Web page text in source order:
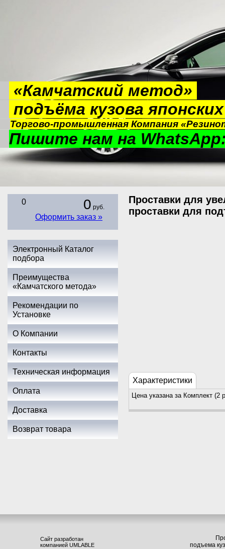
«Камчатский метод»
подъёма кузова
Торгово-промышленная Компания
Пишите нам на
0 0 руб.
Оформить заказ »
Электронный Каталог
подбора
Преимущества
«Камчатского метода»
Рекомендации по
Установке
О Компании
Контакты
Техническая информация
Оплата
Доставка
Возврат товара
Проставки для
проставки для
Характеристики
Цена указана за Комплект
Сайт разработан
компанией UMLABLE
подъема